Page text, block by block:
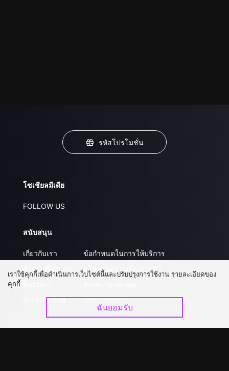
รหัสโปรโมชั่น
โซเชียลมีเดีย
FOLLOW US
สนับสนุน
เกี่ยวกับเรา
คำถามที่พบบ่อย
อัปเกรด วีไอพี
ข้อกำหนดในการให้บริการ
นโยบายความเป็นส่วนตัว
ร่วมงานกับเรา
เราใช้คุกกี้เพื่อดำเนินการเว็บไซต์นี้และปรับปรุงการใช้งาน รายละเอียดของ
คุกกี้
ฉันยอมรับ